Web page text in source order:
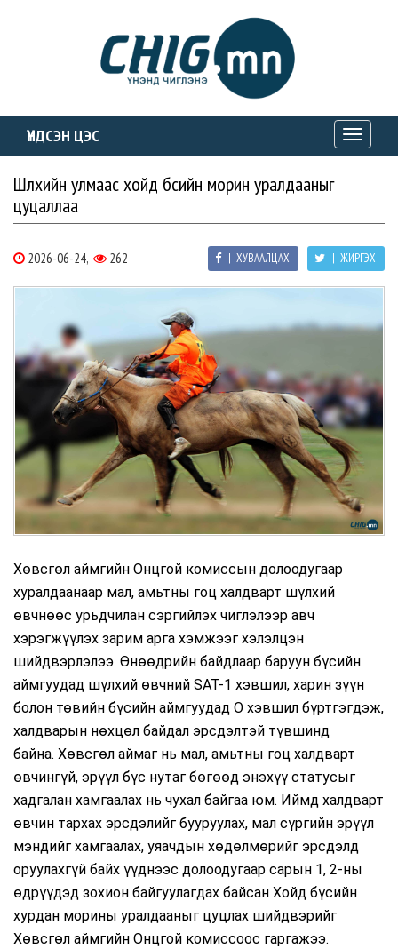
ҮНДСЭН ЦЭС
Toggle
Шүлхийн улмаас хойд бүсийн морин уралдааныг
цуцаллаа
2026-06-24, 262 | ЖИРГЭХ
| ХУВААЛЦАХ
Хөвсгөл аймгийн Онцгой комиссын долоодугаар
хуралдаанаар мал, амьтны гоц халдварт шүлхий
өвчнөөс урьдчилан сэргийлэх чиглэлээр авч
хэрэгжүүлэх зарим арга хэмжээг хэлэлцэн
шийдвэрлэлээ. Өнөөдрийн байдлаар баруун бүсийн
аймгуудад шүлхий өвчний SAT-1 хэвшил, харин зүүн
болон төвийн бүсийн аймгуудад О хэвшил бүртгэгдэж,
халдварын нөхцөл байдал эрсдэлтэй түвшинд
байна. Хөвсгөл аймаг нь мал, амьтны гоц халдварт
өвчингүй, эрүүл бүс нутаг бөгөөд энэхүү статусыг
хадгалан хамгаалах нь чухал байгаа юм. Иймд халдварт
өвчин тархах эрсдэлийг бууруулах, мал сүргийн эрүүл
мэндийг хамгаалах, уяачдын хөдөлмөрийг эрсдэлд
оруулахгүй байх үүднээс долоодугаар сарын 1, 2-ны
өдрүүдэд зохион байгуулагдах байсан Хойд бүсийн
хурдан морины уралдааныг цуцлах шийдвэрийг
Хөвсгөл аймгийн Онцгой комиссоос гаргажээ.